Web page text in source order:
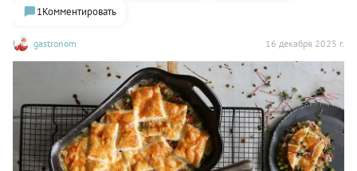
gastronom 16 декабря 2025 г.
1Комментировать